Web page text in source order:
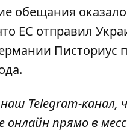
обещания
ЕС отправил
Писториус
наш Telegram-канал,
прямо в